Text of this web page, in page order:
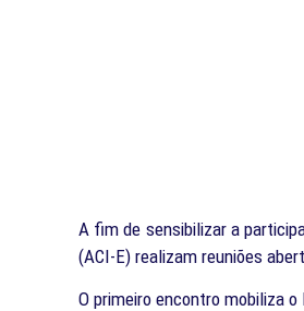
A fim de sensibilizar a
(ACI-E) realizam reuniões
O primeiro encontro mobiliza